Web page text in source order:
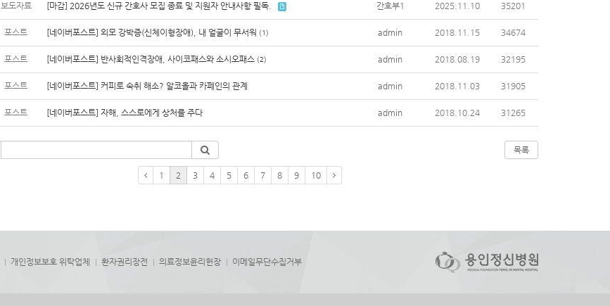
보도자료 [마감] 2026년도 신규 간호사 모집 종료 및 지원자 안내사항 필독. 간호부1 2025.11.10 35201
포스트 [네이버포스트] 외모 강박증(신체이형장애), 내 얼굴이 무서워 (1) admin 2018.11.15 34674
포스트 [네이버포스트] 반사회적인격장애, 사이코패스와 소시오패스 (2) admin 2018.08.19 32195
포스트 [네이버포스트] 커피로 숙취 해소? 알코올과 카페인의 관계 admin 2018.11.03 31905
포스트 [네이버포스트] 자해, 스스로에게 상처를 주다 admin 2018.10.24 31265
목록
1 2 3 4 5 6 7 8 9 10
개인정보보호 위탁업체 환자권리장전 의료정보윤리헌장 이메일무단수집거부